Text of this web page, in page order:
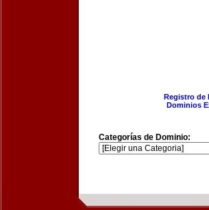
Registro de
Dominios
Categorías de Dominio: